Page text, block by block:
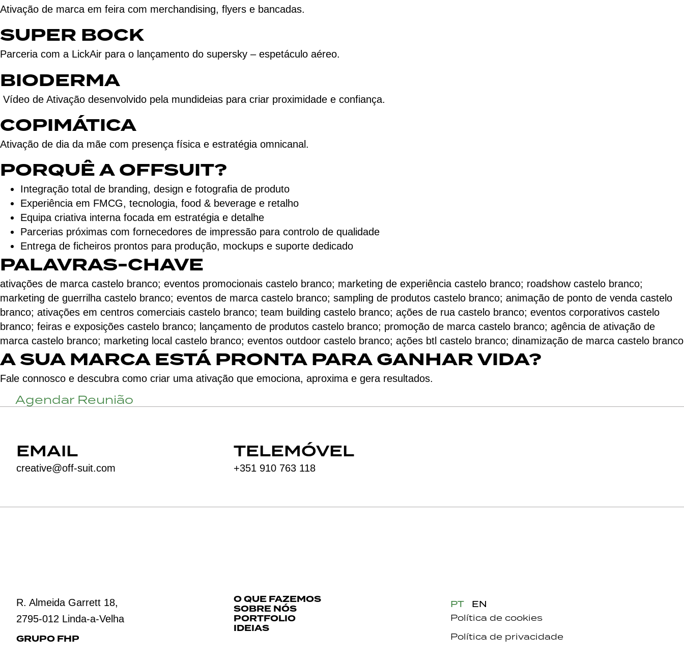
Ativação de marca em feira com merchandising, flyers e bancadas.
SUPER BOCK
Parceria com a LickAir para o lançamento do supersky – espetáculo aéreo.
BIODERMA
Vídeo de Ativação desenvolvido pela mundideias para criar proximidade e confiança.
COPIMÁTICA
Ativação de dia da mãe com presença física e estratégia omnicanal.
PORQUÊ A OFFSUIT?
Integração total de branding, design e fotografia de produto
Experiência em FMCG, tecnologia, food & beverage e retalho
Equipa criativa interna focada em estratégia e detalhe
Parcerias próximas com fornecedores de impressão para controlo de qualidade
Entrega de ficheiros prontos para produção, mockups e suporte dedicado
PALAVRAS-CHAVE
ativações de marca castelo branco; eventos promocionais castelo branco; marketing de experiência castelo branco; roadshow castelo branco;
marketing de guerrilha castelo branco; eventos de marca castelo branco; sampling de produtos castelo branco; animação de ponto de venda castelo
branco; ativações em centros comerciais castelo branco; team building castelo branco; ações de rua castelo branco; eventos corporativos castelo
branco; feiras e exposições castelo branco; lançamento de produtos castelo branco; promoção de marca castelo branco; agência de ativação de
marca castelo branco; marketing local castelo branco; eventos outdoor castelo branco; ações btl castelo branco; dinamização de marca castelo branco
A SUA MARCA ESTÁ PRONTA PARA GANHAR VIDA?
Fale connosco e descubra como criar uma ativação que emociona, aproxima e gera resultados.
Agendar Reunião
EMAIL
creative@off-suit.com
TELEMÓVEL
+351 910 763 118
R. Almeida Garrett 18,
2795-012 Linda-a-Velha
GRUPO FHP
O QUE FAZEMOS
SOBRE NÓS
PORTFOLIO
IDEIAS
PT
EN
Política de cookies
Política de privacidade